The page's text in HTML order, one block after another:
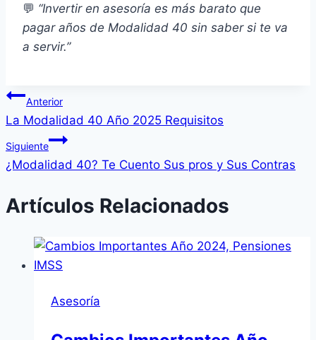
💬 “Invertir en asesoría es más barato que
pagar años de Modalidad 40 sin saber si te va
a servir.”
Navegación
de
entradas
Anterior
La Modalidad 40 Año 2025 Requisitos
Siguiente
¿Modalidad 40? Te Cuento Sus pros y Sus Contras
Artículos Relacionados
Asesoría